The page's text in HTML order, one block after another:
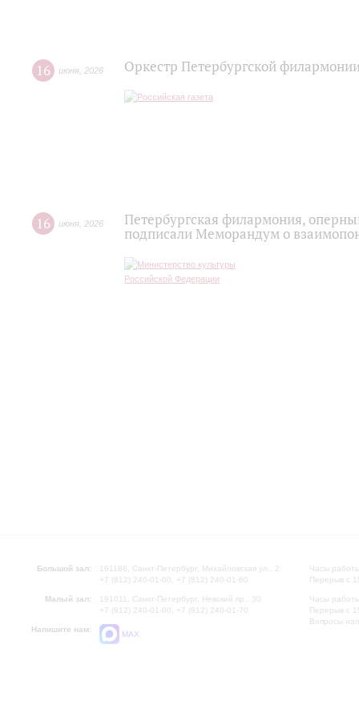
16 июня 2026 Оркестр Петербургской
16 июня 2026
Петербургская филармония,
подписали Меморандум о
Большой зал:
191186, Санкт-Петербург, Михайловская ул., 2
+7 (812) 240-01-00, +7 (812) 240-01-80
Малый зал:
191011, Санкт-Петербург, Невский пр., 30
+7 (812) 240-01-00, +7 (812) 240-01-70
Напишите нам:
MAX
Часы
Перерыв с
Часы
Перерыв с
Вопросы